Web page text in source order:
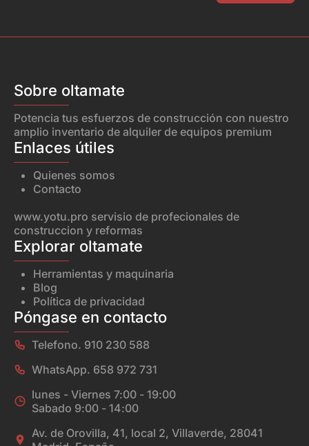
Sobre oltamate
Potencia tus esfuerzos de construcción con nuestro
amplio inventario de alquiler de equipos premium
Enlaces útiles
Quienes somos
Contacto
www.yotu.pro servisio de profecionales de
construccion y reformas
Explorar oltamate
Herramientas y maquinaria
Blog
Política de privacidad
Póngase en contacto
Telefono. 910 230 588
WhatsApp. 658 972 731
lunes - Viernes 7:00 - 19:00
Sabado 9:00 - 14:00
Av. de Orovilla, 41, local 2, Villaverde, 28041